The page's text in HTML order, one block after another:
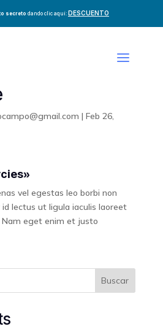
secreto dando clic aquí: DESCUENTO
| Feb 26,
vel egestas leo borbi non
lectus ut ligula iaculis laoreet
eget enim et justo
Buscar